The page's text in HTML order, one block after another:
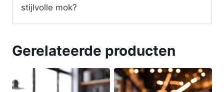
stijlvolle mok?
Gerelateerde producten